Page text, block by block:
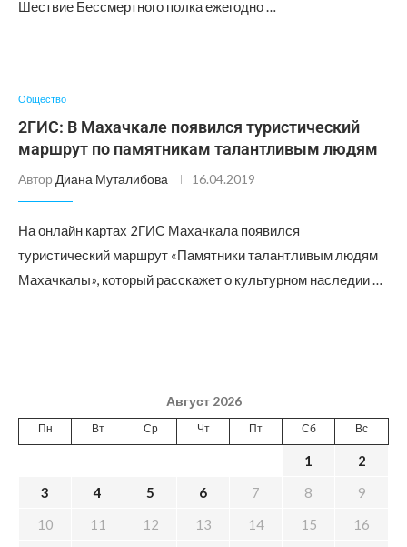
Шествие Бессмертного полка ежегодно …
Общество
2ГИС: В Махачкале появился туристический
маршрут по памятникам талантливым людям
Автор Диана Муталибова 16.04.2019
На онлайн картах 2ГИС Махачкала появился
туристический маршрут «Памятники талантливым людям
Махачкалы», который расскажет о культурном наследии …
Август 2026
Пн Вт Ср Чт Пт Сб Вс
1
2
3
4 5 6 7 8
9
10
11 12 13 14 15
16